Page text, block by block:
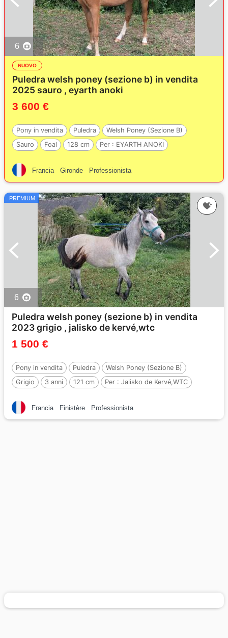
6
NUOVO
Puledra welsh poney (sezione b) in vendita
2025 sauro , eyarth anoki
3 600 €
Pony in vendita Puledra
Welsh Poney (Sezione B)
Sauro
Foal 128 cm Per : EYARTH ANOKI
Francia Gironde Professionista
PREMIUM
6
Puledra welsh poney (sezione b) in vendita
2023 grigio , jalisko de kervé,wtc
1 500 €
Pony in vendita Puledra
Welsh Poney (Sezione B)
Grigio
3 anni 121 cm Per : Jalisko de Kervé,WTC
Francia Finistère Professionista